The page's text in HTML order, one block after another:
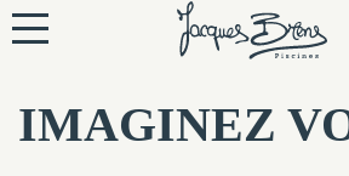
IMAGINEZ
NOS PISCINES
NOTRE TECHNIQUE